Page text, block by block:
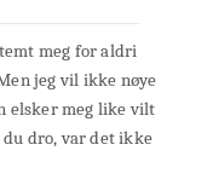
meg for aldri
jeg vil ikke nøye
elsker meg like vilt
du dro, var det ikke